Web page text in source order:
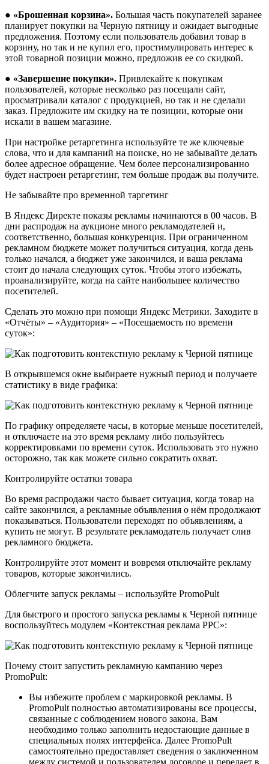
● «Брошенная корзина». Большая часть покупателей заранее
планирует покупки на Черную пятницу и ожидает выгодные
предложения. Поэтому если пользователь добавил товар в
корзину, но так и не купил его, простимулировать интерес к
этой товарной позиции можно, предложив ее со скидкой.
● «Завершение покупки». Привлекайте к покупкам
пользователей, которые несколько раз посещали сайт,
просматривали каталог с продукцией, но так и не сделали
заказ. Предложите им скидку на те позиции, которые они
искали в вашем магазине.
При настройке ретаргетинга используйте те же ключевые
слова, что и для кампаний на поиске, но не забывайте делать
более адресное обращение. Чем более персонализированно
будет настроен ретаргетинг, тем больше продаж вы получите.
Не забывайте про временной таргетинг
В Яндекс Директе показы рекламы начинаются в 00 часов. В
дни распродаж на аукционе много рекламодателей и,
соответственно, большая конкуренция. При ограниченном
рекламном бюджете может получиться ситуация, когда день
только начался, а бюджет уже закончился, и ваша реклама
стоит до начала следующих суток. Чтобы этого избежать,
проанализируйте, когда на сайте наибольшее количество
посетителей.
Сделать это можно при помощи Яндекс Метрики. Заходите в
«Отчёты» – «Аудитория» – «Посещаемость по времени
суток»:
В открывшемся окне выбираете нужный период и получаете
статистику в виде графика:
По графику определяете часы, в которые меньше посетителей,
и отключаете на это время рекламу либо пользуйтесь
корректировками по времени суток. Использовать это нужно
осторожно, так как можете сильно сократить охват.
Контролируйте остатки товара
Во время распродажи часто бывает ситуация, когда товар на
сайте закончился, а рекламные объявления о нём продолжают
показываться. Пользователи переходят по объявлениям, а
купить не могут. В результате рекламодатель получает слив
рекламного бюджета.
Контролируйте этот момент и вовремя отключайте рекламу
товаров, которые закончились.
Облегчите запуск рекламы – используйте PromoPult
Для быстрого и простого запуска рекламы к Черной пятнице
воспользуйтесь модулем «Контекстная реклама PPC»:
Почему стоит запустить рекламную кампанию через
PromoPult:
Вы избежите проблем с маркировкой рекламы. В
PromoPult полностью автоматизированы все процессы,
связанные с соблюдением нового закона. Вам
необходимо только заполнить недостающие данные в
специальных полях интерфейса. Далее PromoPult
самостоятельно предоставляет сведения о заключенном
между системой и пользователем договоре и передает в